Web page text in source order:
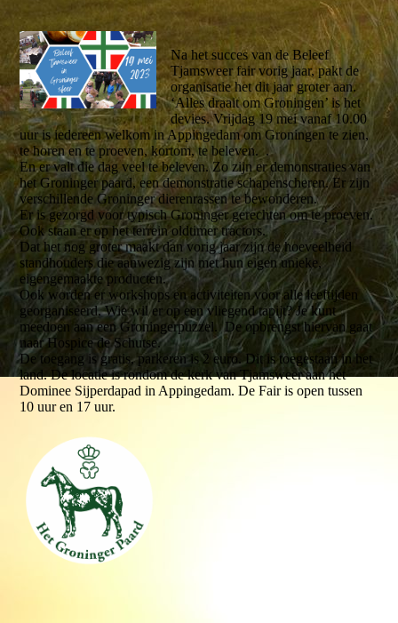
Na het succes van de Beleef
Tjamsweer fair vorig jaar, pakt de
organisatie het dit jaar groter aan.
‘Alles draait om Groningen’ is het
devies. Vrijdag 19 mei vanaf 10.00
uur is iedereen welkom in Appingedam om Groningen te zien,
te horen en te proeven, kortom, te beleven. .
En er valt die dag veel te beleven. Zo zijn er demonstraties van
het Groninger paard, een demonstratie schapenscheren. Er zijn
verschillende Groninger dierenrassen te bewonderen.
Er is gezorgd voor typisch Groninger gerechten om te proeven.
Ook staan er op het terrein oldtimer tractors.
Dat het nog groter maakt dan vorig jaar zijn de hoeveelheid
standhouders die aanwezig zijn met hun eigen unieke,
eigengemaakte producten.
Ook worden er workshops en activiteiten voor alle leeftijden
georganiseerd. Wie wil er op een vliegend tapijt? Je kunt
meedoen aan een Groningerpuzzel. De opbrengst hiervan gaat
naar Hospice de Schutse.
De toegang is gratis, parkeren is 2 euro. Dit is toegestaan in het
land. De locatie is rondom de kerk van Tjamsweer aan het
Dominee Sijperdapad in Appingedam. De Fair is open tussen
10 uur en 17 uur.